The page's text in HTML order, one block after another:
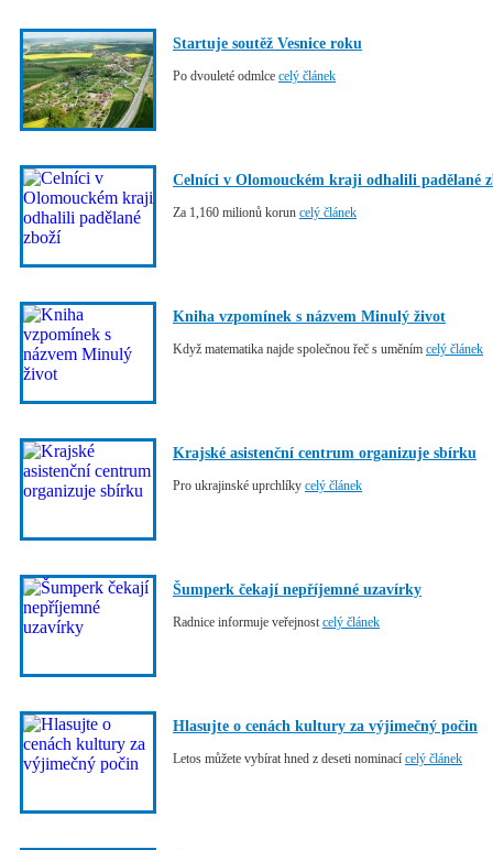
Startuje soutěž Vesnice roku
Po dvouleté odmlce celý článek
Celníci v Olomouckém kraji odhalili padělané
Za 1,160 milionů korun celý článek
Kniha vzpomínek s názvem Minulý život
Když matematika najde společnou řeč s uměním celý článek
Krajské asistenční centrum organizuje sbírku
Pro ukrajinské uprchlíky celý článek
Šumperk čekají nepříjemné uzavírky
Radnice informuje veřejnost celý článek
Hlasujte o cenách kultury za výjimečný počin
Letos můžete vybírat hned z deseti nominací celý článek